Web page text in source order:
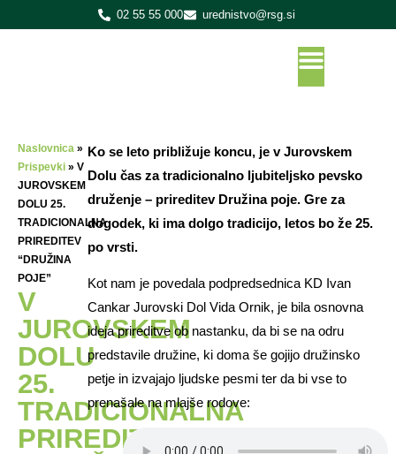
02 55 55 000 urednistvo@rsg.si
Naslovnica »
Prispevki » V
JUROVSKEM
DOLU 25.
TRADICIONALNA
PRIREDITEV
“DRUŽINA
POJE”
V
JUROVSKEM
DOLU
25.
TRADICIONALNA
PRIREDITEV
Ko se leto približuje koncu, je v Jurovskem
Dolu čas za tradicionalno ljubiteljsko pevsko
druženje – prireditev Družina poje. Gre za
dogodek, ki ima dolgo tradicijo, letos bo že 25.
po vrsti.
Kot nam je povedala podpredsednica KD Ivan
Cankar Jurovski Dol Vida Ornik, je bila osnovna
ideja prireditve ob nastanku, da bi se na odru
predstavile družine, ki doma še gojijo družinsko
petje in izvajajo ljudske pesmi ter da bi vse to
prenašale na mlajše rodove: